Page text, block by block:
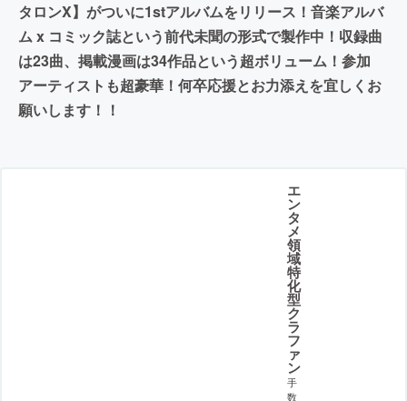
タロンX】がついに1stアルバムをリリース！音楽アルバ
ム x コミック誌という前代未聞の形式で製作中！収録曲
は23曲、掲載漫画は34作品という超ボリューム！参加
アーティストも超豪華！何卒応援とお力添えを宜しくお
願いします！！
エ
ン
タ
メ
領
域
特
化
型
ク
ラ
フ
ァ
ン
手
数